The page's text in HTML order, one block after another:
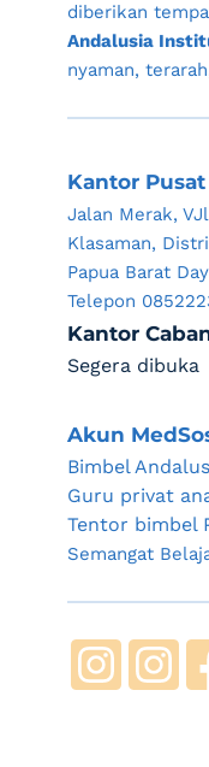
diberikan
Andalusia
nyaman,
Kantor Pusat
Jalan Merak,
Klasaman,
Papua Barat
Telepon
Kantor
Segera dibuka
Akun
Bimbel
Guru privat
Tentor bimbel
Semangat